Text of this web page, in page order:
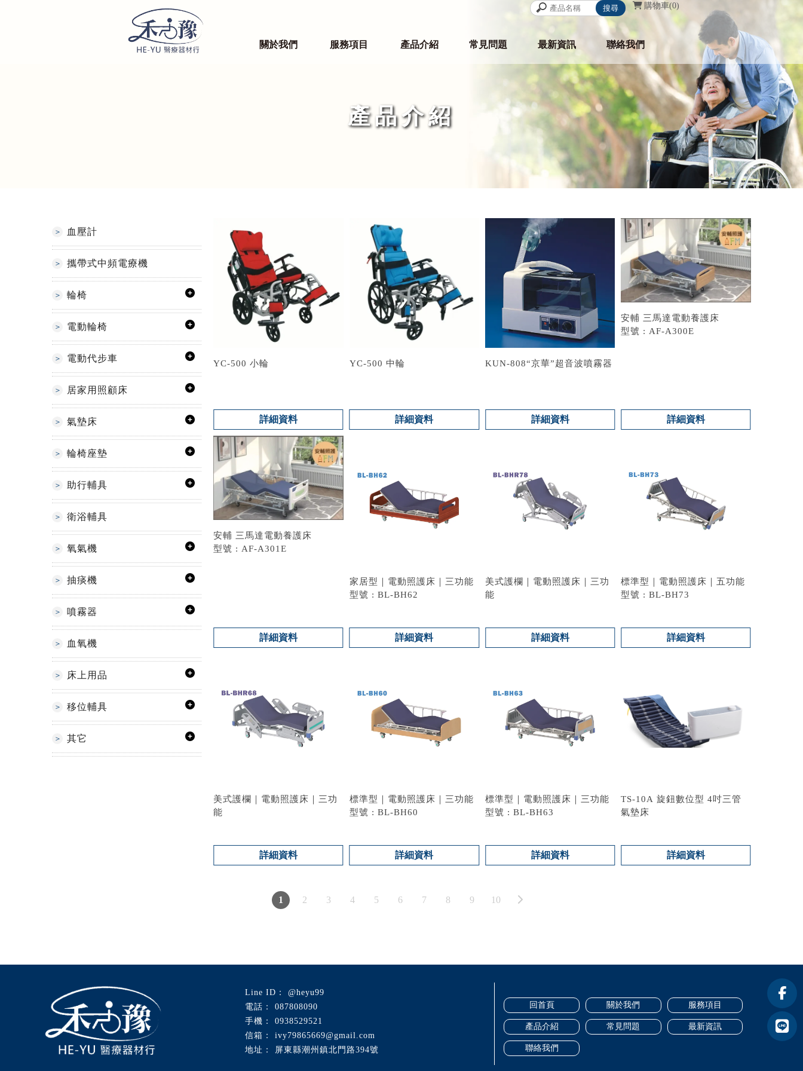
購物車 0
關於我們 服務項目 產品介紹 常見問題 最新資訊 聯絡我們
產品介紹
血壓計
攜帶式中頻電療機
輪椅
電動輪椅
電動代步車
居家用照顧床
氣墊床
輪椅座墊
助行輔具
衛浴輔具
氧氣機
抽痰機
噴霧器
血氧機
床上用品
移位輔具
其它
YC-500 小輪
詳細資料
YC-500 中輪
詳細資料
KUN-808“京華”超音波噴霧器
詳細資料
安輔 三馬達電動養護床
型號 : AF-A300E
詳細資料
安輔 三馬達電動養護床
型號 : AF-A301E
詳細資料
家居型｜電動照護床｜三功能
型號 : BL-BH62
詳細資料
美式護欄｜電動照護床｜三功
能
詳細資料
標準型｜電動照護床｜五功能
型號 : BL-BH73
詳細資料
美式護欄｜電動照護床｜三功
能
詳細資料
標準型｜電動照護床｜三功能
型號 : BL-BH60
詳細資料
標準型｜電動照護床｜三功能
型號 : BL-BH63
詳細資料
TS-10A 旋鈕數位型 4吋三管
氣墊床
詳細資料
1 2 3 4 5 6 7 8 9 10
@heyu99
087808090
0938529521
ivy79865669@gmail.com
屏東縣潮州鎮北門路394號
回首頁 關於我們 服務項目
產品介紹 常見問題 最新資訊
聯絡我們